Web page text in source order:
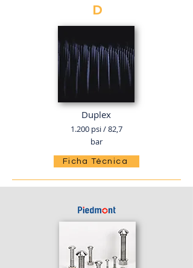
D
Duplex
1.200 psi / 82,7
bar
Ficha Técnica